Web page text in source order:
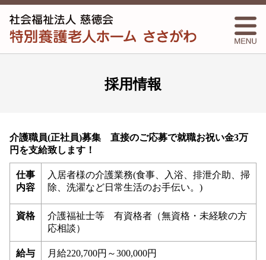
採用情報
介護職員(正社員)募集 直接のご応募で就職お祝い金3万
円を支給致します！
仕事
内容
入居者様の介護業務(食事、入浴、排泄介助、掃
除、洗濯など日常生活のお手伝い。)
資格
介護福祉士等 有資格者（無資格・未経験の方
応相談）
給与
月給220,700円～300,000円